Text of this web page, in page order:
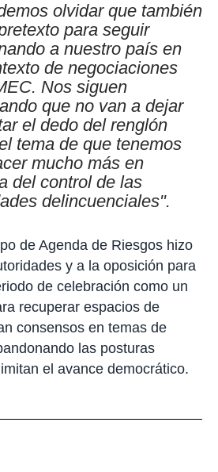
olvidar que también
para seguir
a nuestro país en
de negociaciones
Nos siguen
que no van a dejar
el dedo del renglón
tema de que tenemos
mucho más en
del control de las
delincuenciales".
de Agenda de Riesgos hizo
y a la oposición para
de celebración como un
recuperar espacios de
consensos en temas de
las posturas
el avance democrático.